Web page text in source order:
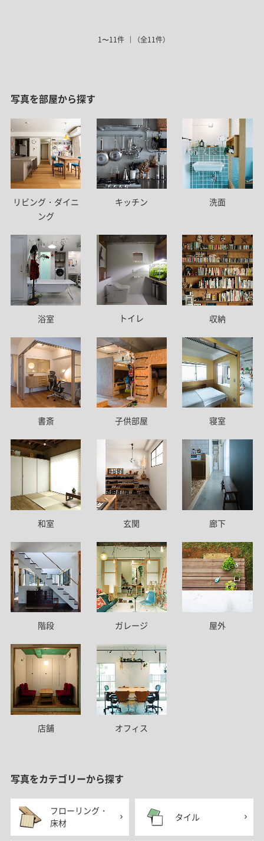
1〜11件 （全11件）
写真を部屋から探す
リビング・ダイニ
ング
キッチン 洗面
浴室 トイレ 収納
書斎 子供部屋 寝室
和室 玄関 廊下
階段 ガレージ 屋外
店舗 オフィス
写真をカテゴリーから探す
フローリング・
床材
タイル